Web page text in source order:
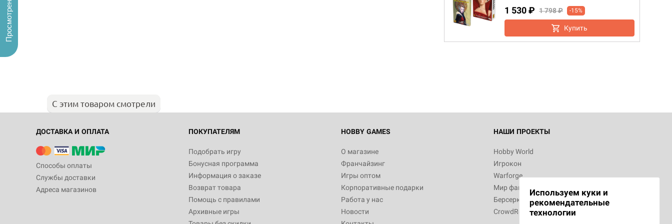
1 530 ₽ 1 798 ₽ -15%
Купить
С этим товаром смотрели
ДОСТАВКА И ОПЛАТА
Способы оплаты
Службы доставки
Адреса магазинов
ПОКУПАТЕЛЯМ
Подобрать игру
Бонусная программа
Информация о заказе
Возврат товара
Помощь с правилами
Архивные игры
HOBBY GAMES
О магазине
Франчайзинг
Игры оптом
Корпоративные подарки
Работа у нас
Новости
НАШИ ПРОЕКТЫ
Hobby World
Игрокон
Warforge
Мир фантастики
Берсерк
CrowdRepublic
Используем куки и
рекомендательные
технологии
Просмотренные
Белая смерть
12 990
Настольная игра Hobby World Берсерк.
3 490